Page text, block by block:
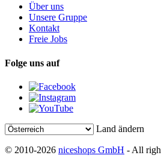
Über uns
Unsere Gruppe
Kontakt
Freie Jobs
Folge uns auf
Land ändern
© 2010-2026 niceshops GmbH - All